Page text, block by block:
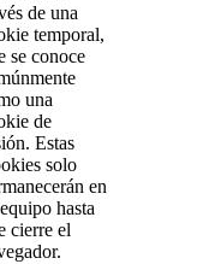
de una
temporal,
se conoce
una
de
Estas
solo
en
hasta
cierre el